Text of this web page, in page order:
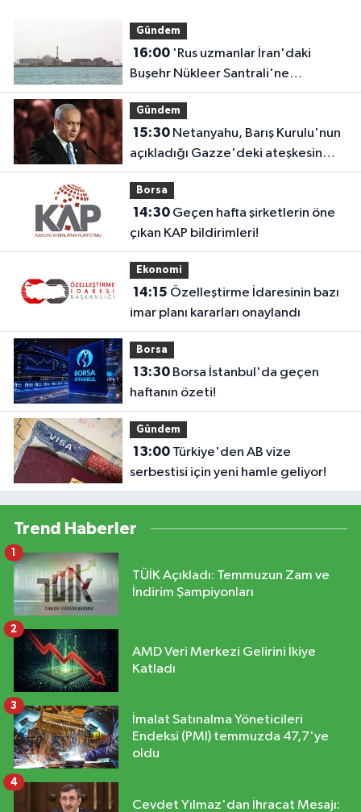
Gündem
16:00'Rus uzmanlar İran'daki
Buşehr Nükleer Santrali'ne
dönmeye başladı'
Gündem
15:30Netanyahu, Barış Kurulu'nun
açıkladığı Gazze'deki ateşkesin
ikinci aşaması planını reddetti
Borsa
14:30Geçen hafta şirketlerin öne
çıkan KAP bildirimleri!
Ekonomi
14:15
imar planı kararları onaylandı
Borsa
13:30Borsa İstanbul'da geçen
haftanın özeti!
Gündem
13:00Türkiye'den AB vize
serbestisi için yeni hamle geliyor!
Trend Haberler
TÜİK Açıkladı: Temmuzun Zam ve
İndirim Şampiyonları
1
AMD Veri Merkezi Gelirini İkiye
Katladı
2
İmalat Satınalma Yöneticileri
Endeksi (PMI) temmuzda 47,7'ye
oldu
3
Cevdet Yılmaz'dan İhracat Mesajı:
4